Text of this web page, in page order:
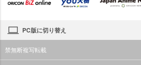
PC版に切り替え
禁無断複写転載